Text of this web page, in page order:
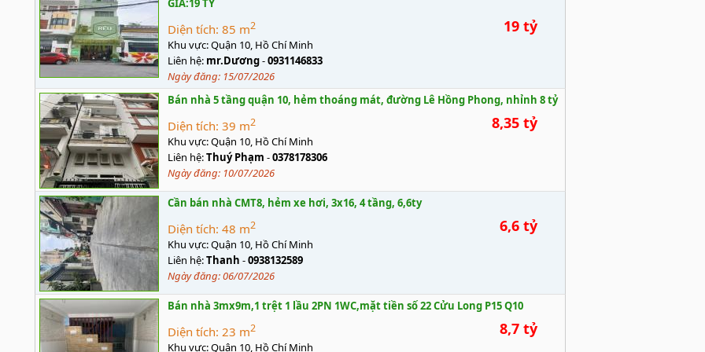
GIÁ:19 TỶ
Diện tích: 85 m2 19 tỷ
Khu vực:Quận 10, Hồ Chí Minh
Liên hệ: mr.Dương-0931146833
Ngày đăng: 15/07/2026
Bán nhà 5 tầng quận 10, hẻm thoáng mát, đường Lê Hồng Phong, nhỉnh 8 tỷ
Diện tích: 39 m2 8,35 tỷ
Khu vực:Quận 10, Hồ Chí Minh
Liên hệ:Thuý Phạm -0378178306
Ngày đăng: 10/07/2026
Cần bán nhà CMT8, hẻm xe hơi, 3x16, 4 tầng, 6,6ty
Diện tích: 48 m2 6,6 tỷ
Khu vực:Quận 10, Hồ Chí Minh
Liên hệ:Thanh -0938132589
Ngày đăng:06/07/2026
Bán nhà 3mx9m,1 trệt 1 lầu 2PN 1WC,mặt tiền số 22 Cửu Long P15 Q10
Diện tích: 23 m2 8,7 tỷ
Khu vực:Quận 10, Hồ Chí Minh